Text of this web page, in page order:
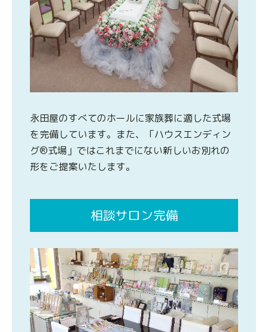
永田屋のすべてのホールに家族葬に適した式場
を完備しています。また、「ハウスエンディン
グ®式場」ではこれまでにない新しいお別れの
形をご提案いたします。
相談サロン完備